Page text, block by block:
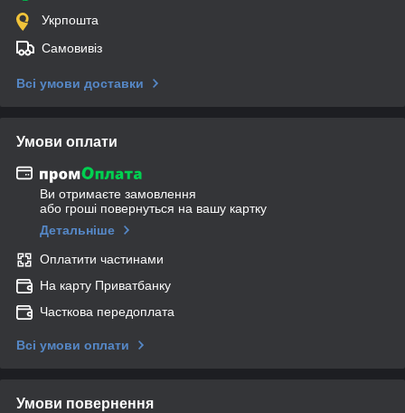
Укрпошта
Самовивіз
Всі умови доставки
Умови оплати
Ви отримаєте замовлення
або гроші повернуться на вашу картку
Детальніше
Оплатити частинами
На карту Приватбанку
Часткова передоплата
Всі умови оплати
Умови повернення